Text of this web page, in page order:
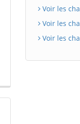
Voir les
Voir les
Voir les